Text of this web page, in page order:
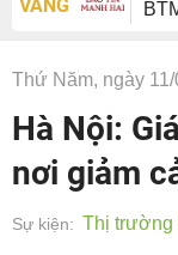
VÀNG
Thứ Năm, ngày
Hà Nội:
nơi giảm
Sự kiện: Thị trường